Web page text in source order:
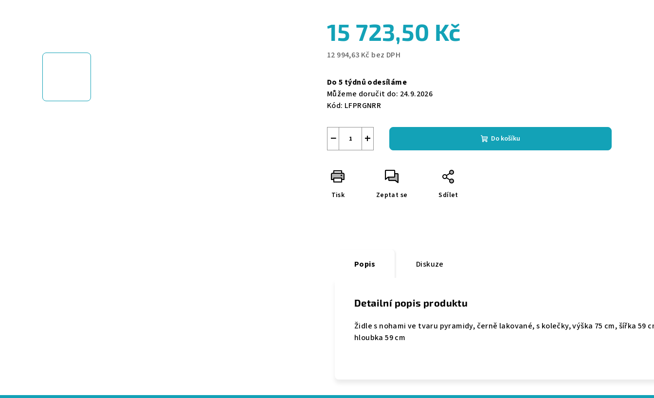
15 723,50 Kč
12 994,63 Kč bez DPH
cena:
Do 5 týdnů odesíláme
Můžeme doručit do: 24.9.2026
Kód: LFPRGNRR
+
− Do košíku
Tisk Zeptat se Sdílet
Popis Diskuze
Detailní popis produktu
Židle s nohami ve tvaru pyramidy, černě lakované, s kolečky, výška 75 cm, šířka 59
hloubka 59 cm